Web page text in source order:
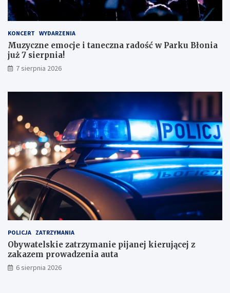
a
ł
m
i
w
y
k
a
m
KONCERT WYDARZENIA
Muzyczne emocje i taneczna radość w Parku Błonia
już 7 sierpnia!
7 sierpnia 2026
POLICJA ZATRZYMANIA
Obywatelskie zatrzymanie pijanej kierującej z
zakazem prowadzenia auta
6 sierpnia 2026